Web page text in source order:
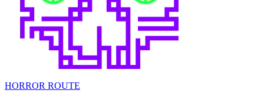
HORROR ROUTE